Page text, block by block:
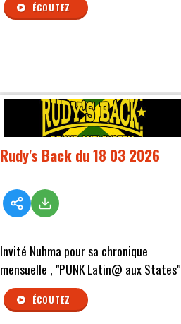
ÉCOUTEZ
Rudy's Back du 18 03 2026
Invité Nuhma pour sa chronique
mensuelle , "PUNK Latin@ aux States"
ÉCOUTEZ